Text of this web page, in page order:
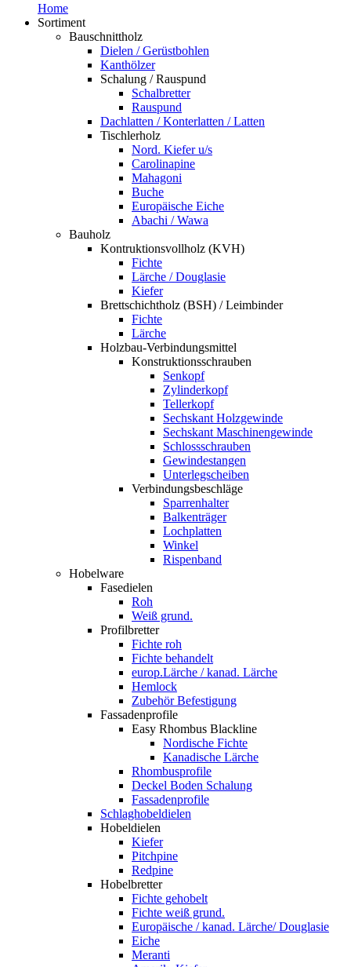
Home
Sortiment
Bauschnittholz
Dielen / Gerüstbohlen
Kanthölzer
Schalung / Rauspund
Schalbretter
Rauspund
Dachlatten / Konterlatten / Latten
Tischlerholz
Nord. Kiefer u/s
Carolinapine
Mahagoni
Buche
Europäische Eiche
Abachi / Wawa
Bauholz
Kontruktionsvollholz (KVH)
Fichte
Lärche / Douglasie
Kiefer
Brettschichtholz (BSH) / Leimbinder
Fichte
Lärche
Holzbau-Verbindungsmittel
Konstruktionsschrauben
Senkopf
Zylinderkopf
Tellerkopf
Sechskant Holzgewinde
Sechskant Maschinengewinde
Schlossschrauben
Gewindestangen
Unterlegscheiben
Verbindungsbeschläge
Sparrenhalter
Balkenträger
Lochplatten
Winkel
Rispenband
Hobelware
Fasedielen
Roh
Weiß grund.
Profilbretter
Fichte roh
Fichte behandelt
europ.Lärche / kanad. Lärche
Hemlock
Zubehör Befestigung
Fassadenprofile
Easy Rhombus Blackline
Nordische Fichte
Kanadische Lärche
Rhombusprofile
Deckel Boden Schalung
Fassadenprofile
Schlaghobeldielen
Hobeldielen
Kiefer
Pitchpine
Redpine
Hobelbretter
Fichte gehobelt
Fichte weiß grund.
Europäische / kanad. Lärche/ Douglasie
Eiche
Meranti